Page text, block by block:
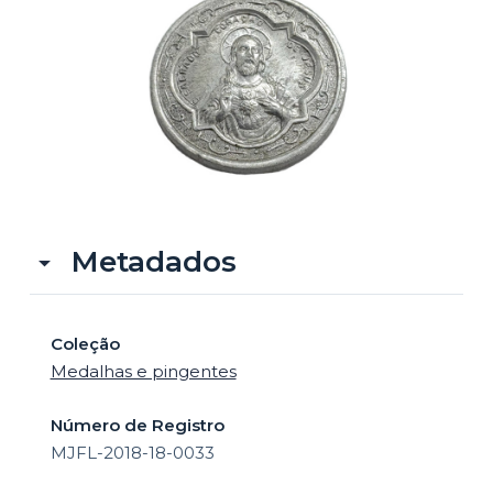
Metadados
Coleção
Medalhas e pingentes
Número de Registro
MJFL-2018-18-0033